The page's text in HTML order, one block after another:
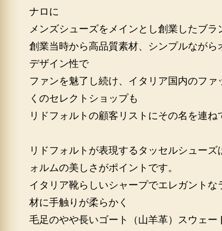
ナロに
メンズシューズをメインとし創業したブラ
創業当時から高品質素材、シンプルながら
デザイン性で
ファンを魅了し続け、イタリア国内のフ
くのセレクトショップも
リドフォルトの顧客リストにその名を連ね
リドフォルトが表現するタッセルシュー
ォルムの美しさがポイントです。
イタリア靴らしいシャープでエレガント
材に手触りが柔らかく
毛足のやや長いゴート（山羊革）スウェー